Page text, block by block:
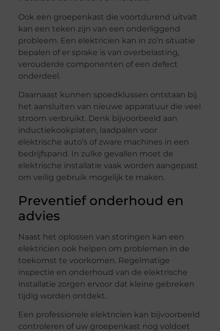
Ook een groepenkast die voortdurend uitvalt
kan een teken zijn van een onderliggend
probleem. Een elektricien kan in zo’n situatie
bepalen of er sprake is van overbelasting,
verouderde componenten of een defect
onderdeel.
Daarnaast kunnen spoedklussen ontstaan bij
het aansluiten van nieuwe apparatuur die veel
stroom verbruikt. Denk bijvoorbeeld aan
inductiekookplaten, laadpalen voor
elektrische auto’s of zware machines in een
bedrijfspand. In zulke gevallen moet de
elektrische installatie vaak worden aangepast
om veilig gebruik mogelijk te maken.
Preventief onderhoud en
advies
Naast het oplossen van storingen kan een
elektricien ook helpen om problemen in de
toekomst te voorkomen. Regelmatige
inspectie en onderhoud van de elektrische
installatie zorgen ervoor dat kleine gebreken
tijdig worden ontdekt.
Een professionele elektricien kan bijvoorbeeld
controleren of uw groepenkast nog voldoet